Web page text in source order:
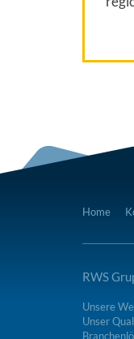
Home
RWS
Unsere
Unser